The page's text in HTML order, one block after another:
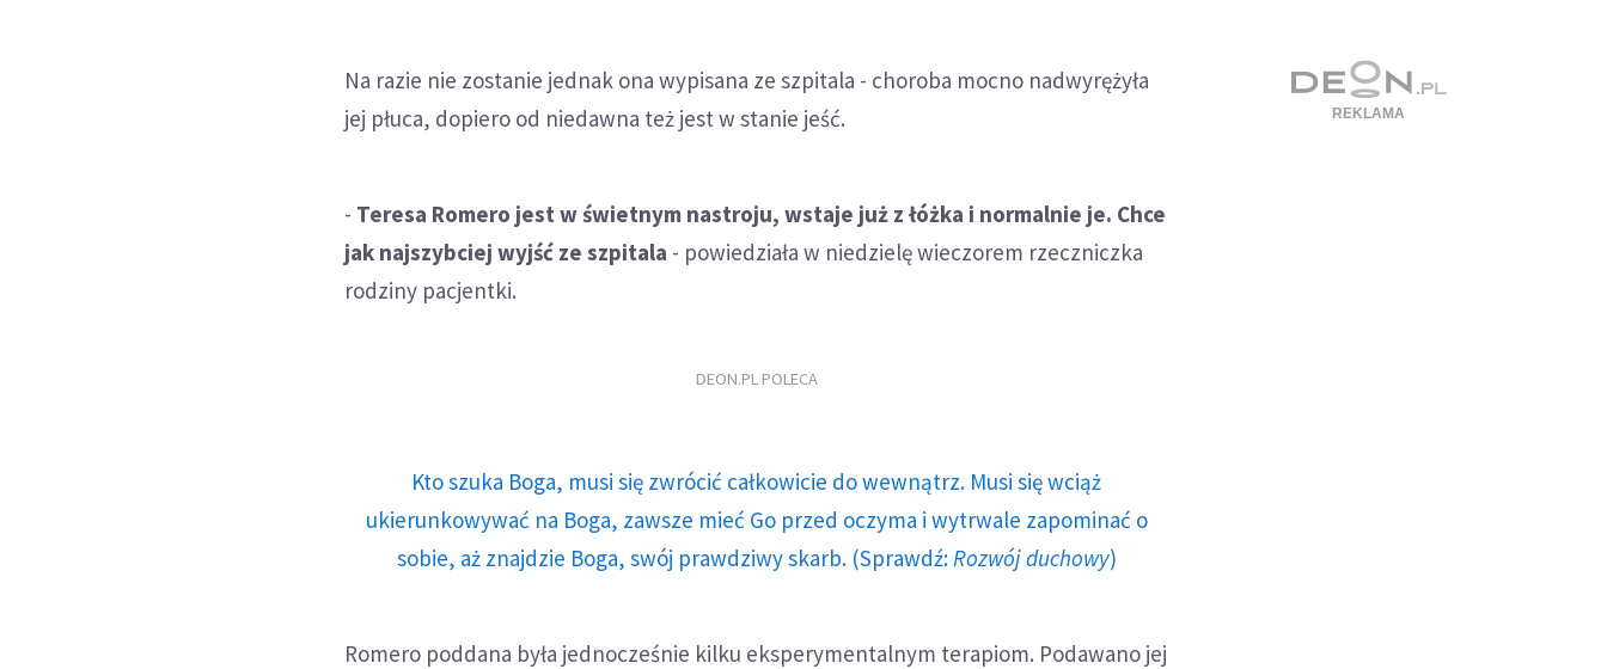
Na razie nie zostanie jednak ona wypisana ze szpitala - choroba mocno nadwyrężyła
jej płuca, dopiero od niedawna też jest w stanie jeść.
- Teresa Romero jest w świetnym nastroju, wstaje już z łóżka i normalnie je. Chce
jak najszybciej wyjść ze szpitala - powiedziała w niedzielę wieczorem rzeczniczka
rodziny pacjentki.
DEON.PL POLECA
Kto szuka Boga, musi się zwrócić całkowicie do wewnątrz. Musi się wciąż
ukierunkowywać na Boga, zawsze mieć Go przed oczyma i wytrwale zapominać o
sobie, aż znajdzie Boga, swój prawdziwy skarb. (Sprawdź: Rozwój duchowy)
Romero poddana była jednocześnie kilku eksperymentalnym terapiom. Podawano jej